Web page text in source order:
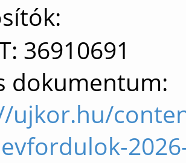
36910691
dokumentum:
ujkor.hu/